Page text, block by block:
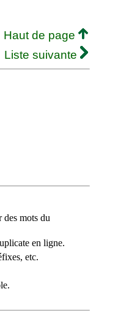
Haut de page
Liste suivante
des mots du
en ligne.
etc.